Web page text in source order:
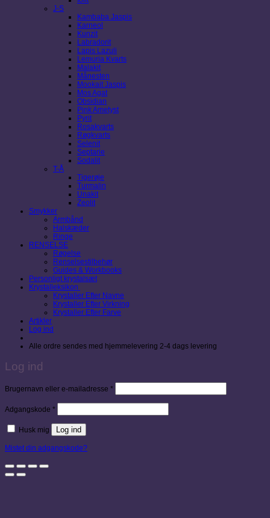
J-S
Kambaba Jaspis
Karneol
Kunzit
Labradorit
Lapis Lazuli
Lemuria Kvarts
Malakit
Månesten
Mookait Jaspis
Mos Agat
Obsidian
Pink Ametyst
Pyrit
Rosakvarts
Røgkvarts
Selenit
Septarie
Sodalit
T-Å
Tigerøje
Turmalin
Unakit
Zeolit
Smykker
Armbånd
Halskæder
Ringe
RENSELSE
Røgelse
Renselsestilbehør
Guides & Workbooks
Personligt krystalsæt
Krystalleksikon
Krystaller Efter Navne
Krystaller Efter Virkning
Krystaller Efter Farve
Artikler
Log ind
Alle ordre sendes med hjemmelevering 2-4 dags levering
Log ind
Brugernavn eller e-mailadresse *Påkrævet
Adgangskode *Påkrævet
Husk mig Log ind
Mistet din adgangskode?